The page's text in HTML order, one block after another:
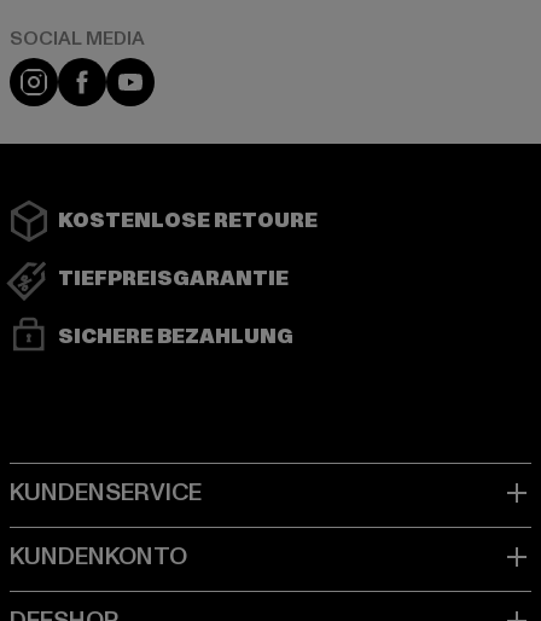
Instagram
FacebookYouTube
KOSTENLOSE RETOURE
TIEFPREISGARANTIE
SICHERE BEZAHLUNG